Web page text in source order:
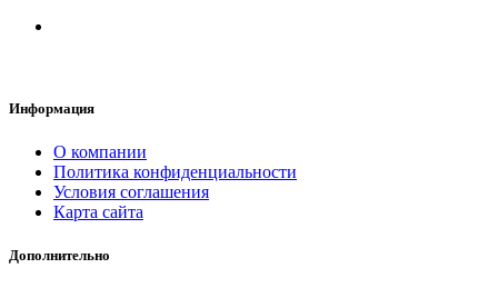
Информация
О компании
Политика конфиденциальности
Условия соглашения
Карта сайта
Дополнительно